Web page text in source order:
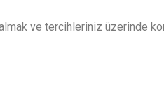
ve tercihleriniz üzerinde